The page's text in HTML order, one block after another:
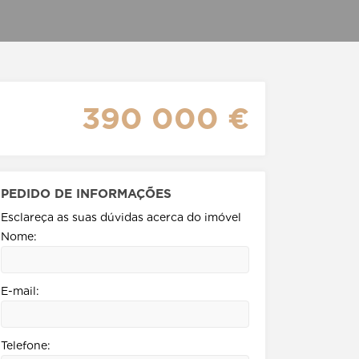
390 000 €
PEDIDO DE INFORMAÇÕES
Esclareça as suas dúvidas acerca do imóvel
Nome:
E-mail:
Telefone: